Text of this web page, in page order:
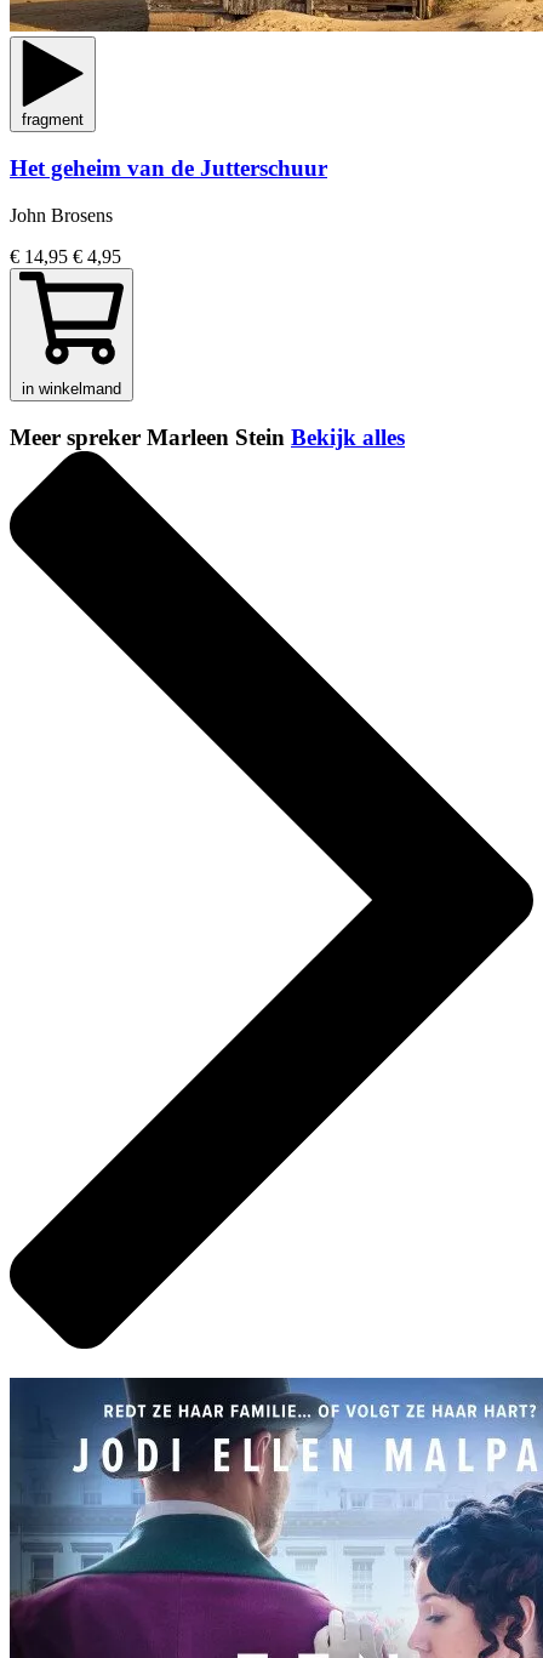
fragment
Het geheim van de Jutterschuur
John Brosens
€ 14,95 € 4,95
in winkelmand
Meer spreker Marleen Stein Bekijk alles